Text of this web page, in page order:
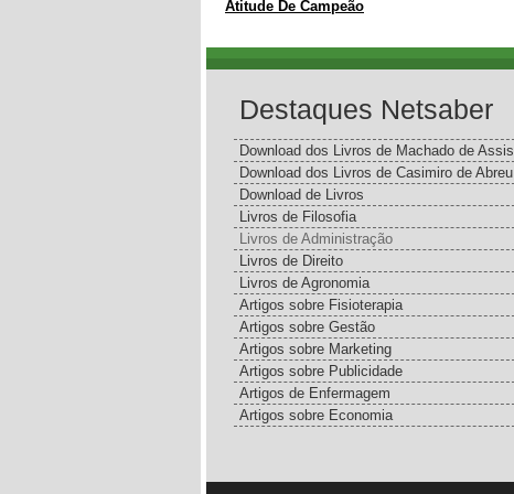
Atitude De Campeão
Destaques Netsaber
Download dos Livros de Machado de Assis
Download dos Livros de Casimiro de Abreu
Download de Livros
Livros de Filosofia
Livros de Administração
Livros de Direito
Livros de Agronomia
Artigos sobre Fisioterapia
Artigos sobre Gestão
Artigos sobre Marketing
Artigos sobre Publicidade
Artigos de Enfermagem
Artigos sobre Economia